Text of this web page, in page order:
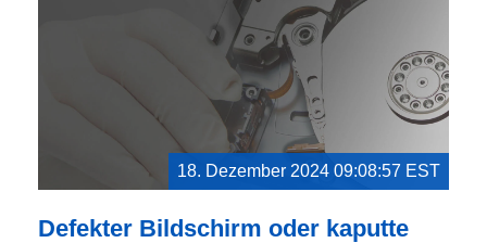
18. Dezember 2024 09:08:57 EST
Defekter Bildschirm oder kaputte